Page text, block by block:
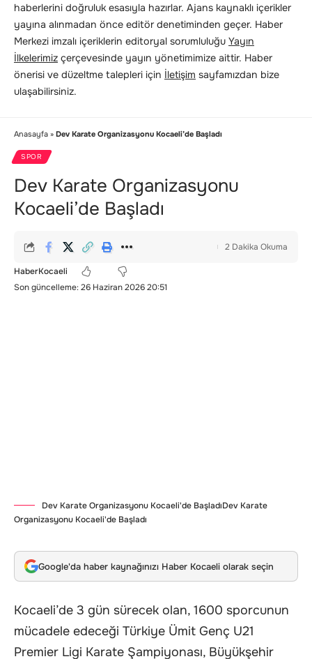
haberlerini doğruluk esasıyla hazırlar. Ajans kaynaklı içerikler
yayına alınmadan önce editör denetiminden geçer. Haber
Merkezi imzalı içeriklerin editoryal sorumluluğu Yayın
İlkelerimiz çerçevesinde yayın yönetimimize aittir. Haber
önerisi ve düzeltme talepleri için İletişim sayfamızdan bize
ulaşabilirsiniz.
Anasayfa » Dev Karate Organizasyonu Kocaeli’de Başladı
SPOR
Dev Karate Organizasyonu
Kocaeli’de Başladı
Son güncelleme: 26 Haziran 2026 20:51
HaberKocaeli
2 Dakika Okuma
Dev Karate Organizasyonu Kocaeli'de BaşladıDev Karate
Organizasyonu Kocaeli'de Başladı
Google'da haber kaynağınızı Haber Kocaeli olarak seçin
Kocaeli’de 3 gün sürecek olan, 1600 sporcunun
mücadele edeceği Türkiye Ümit Genç U21
Premier Ligi Karate Şampiyonası, Büyükşehir